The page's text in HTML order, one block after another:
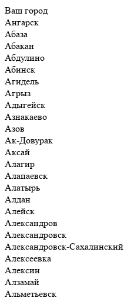
Ваш город
Ангарск
Абаза
Абакан
Абдулино
Абинск
Агидель
Агрыз
Адыгейск
Азнакаево
Азов
Ак-Довурак
Аксай
Алагир
Алапаевск
Алатырь
Алдан
Алейск
Александров
Александровск
Александровск-Сахалинский
Алексеевка
Алексин
Алзамай
Альметьевск